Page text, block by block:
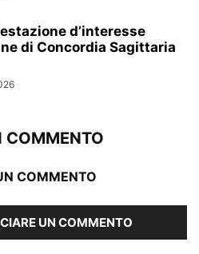
d’interesse
di Concordia Sagittaria
COMMENTO
COMMENTO
UN COMMENTO